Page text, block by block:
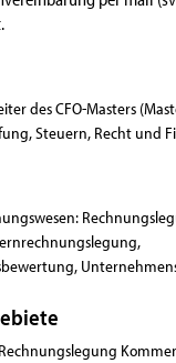
des CFO-Masters
Steuern, Recht und